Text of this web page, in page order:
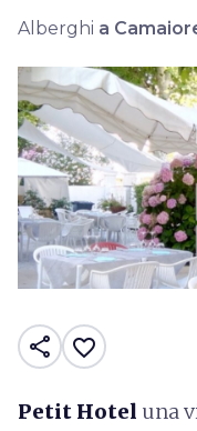
Alberghi a
share favorite_border
Petit Hotel una